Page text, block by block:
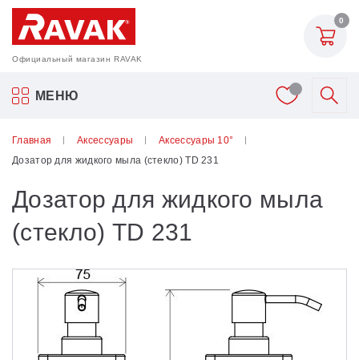
Официальный магазин RAVAK
0
МЕНЮ
Акриловые ванны Ravak
Унитазы и биде
Главная Аксессуары
Аксессуары 10°
Дозатор для жидкого мыла (стекло) TD 231
Дозатор для жидкого мыла
(стекло) TD 231